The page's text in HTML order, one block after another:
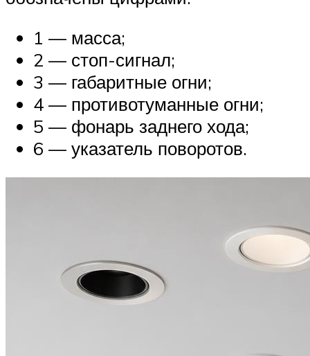
1 — масса;
2 — стоп-сигнал;
3 — габаритные огни;
4 — противотуманные огни;
5 — фонарь заднего хода;
6 — указатель поворотов.